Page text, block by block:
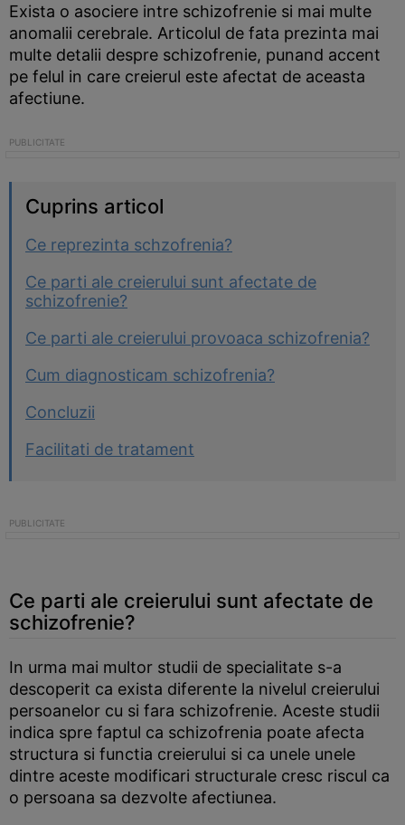
Exista o asociere intre schizofrenie si mai multe
anomalii cerebrale. Articolul de fata prezinta mai
multe detalii despre schizofrenie, punand accent
pe felul in care creierul este afectat de aceasta
afectiune.
Cuprins articol
Ce reprezinta schzofrenia?
Ce parti ale creierului sunt afectate de
schizofrenie?
Ce parti ale creierului provoaca schizofrenia?
Cum diagnosticam schizofrenia?
Concluzii
Facilitati de tratament
Ce parti ale creierului sunt afectate de
schizofrenie?
In urma mai multor studii de specialitate s-a
descoperit ca exista diferente la nivelul creierului
persoanelor cu si fara schizofrenie. Aceste studii
indica spre faptul ca schizofrenia poate afecta
structura si functia creierului si ca unele unele
dintre aceste modificari structurale cresc riscul ca
o persoana sa dezvolte afectiunea.